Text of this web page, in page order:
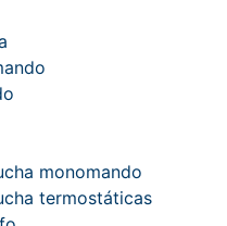
monomando
termostáticas